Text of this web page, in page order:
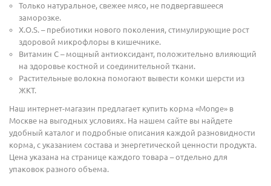
Только натуральное, свежее мясо, не подвергавшееся
заморозке.
X.O.S. – пребиотики нового поколения, стимулирующие рост
здоровой микрофлоры в кишечнике.
Витамин С – мощный антиоксидант, положительно влияющий
на здоровье костной и соединительной ткани.
Растительные волокна помогают вывести комки шерсти из
ЖКТ.
Наш интернет-магазин предлагает купить корма «Monge» в
Москве на выгодных условиях. На нашем сайте вы найдете
удобный каталог и подробные описания каждой разновидности
корма, с указанием состава и энергетической ценности продукта.
Цена указана на странице каждого товара – отдельно для
упаковок разного объема.